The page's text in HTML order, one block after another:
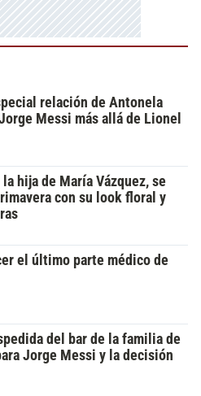
relación de Antonela
Messi más allá de Lionel
hija de María Vázquez, se
con su look floral y
el último parte médico de
del bar de la familia de
Jorge Messi y la decisión